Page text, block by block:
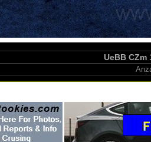
UeBB CZm